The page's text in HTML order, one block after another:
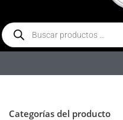
Categorías del producto